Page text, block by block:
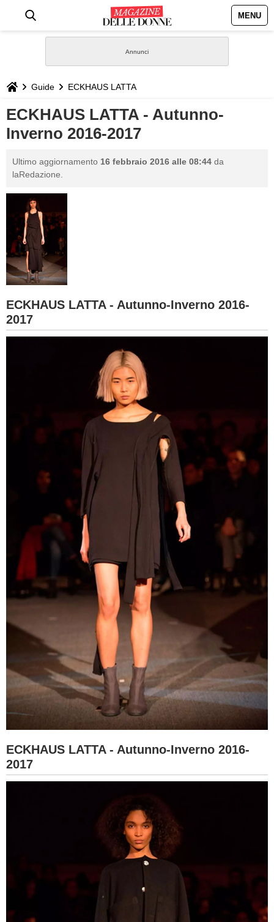
MENU
STILE
BIOGRAFIE
DEFINIZIONI
GASTRONOMIA
CAPELLI
SESSO
DIETA
Guide ECKHAUS LATTA
ECKHAUS LATTA - Autunno-
Inverno 2016-2017
Ultimo aggiornamento 16 febbraio 2016 alle 08:44 da
laRedazione.
ECKHAUS LATTA - Autunno-Inverno 2016-
2017
ECKHAUS LATTA - Autunno-Inverno 2016-
2017